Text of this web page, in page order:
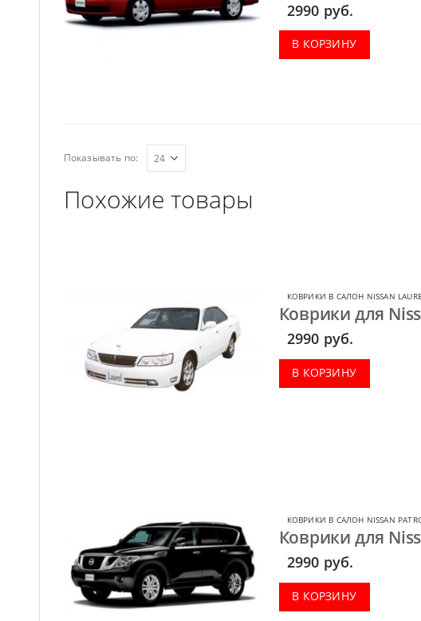
2990 руб.
В КОРЗИНУ
Показывать по:
Похожие товары
КОВРИКИ В САЛОН NISSAN
Коврики для
2990 руб.
В КОРЗИНУ
КОВРИКИ В САЛОН NISSAN
Коврики для
2990 руб.
В КОРЗИНУ